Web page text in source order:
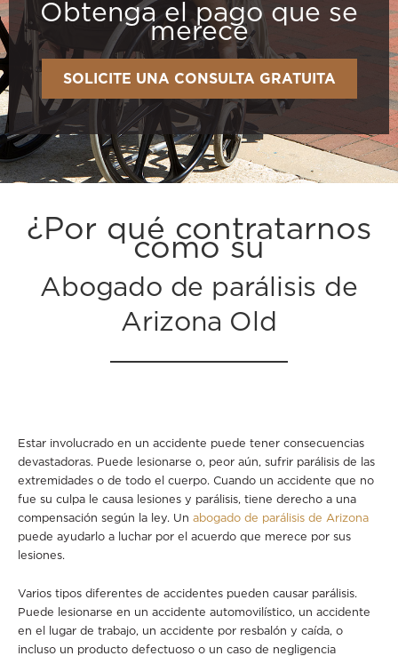
Obtenga el pago que se
merece
SOLICITE UNA CONSULTA GRATUITA
¿Por qué contratarnos
como su
Abogado de parálisis de
Arizona Old
Estar involucrado en un accidente puede tener consecuencias
devastadoras. Puede lesionarse o, peor aún, sufrir parálisis de las
extremidades o de todo el cuerpo. Cuando un accidente que no
fue su culpa le causa lesiones y parálisis, tiene derecho a una
compensación según la ley. Un abogado de parálisis de Arizona
puede ayudarlo a luchar por el acuerdo que merece por sus
lesiones.
Varios tipos diferentes de accidentes pueden causar parálisis.
Puede lesionarse en un accidente automovilístico, un accidente
en el lugar de trabajo, un accidente por resbalón y caída, o
incluso un producto defectuoso o un caso de negligencia